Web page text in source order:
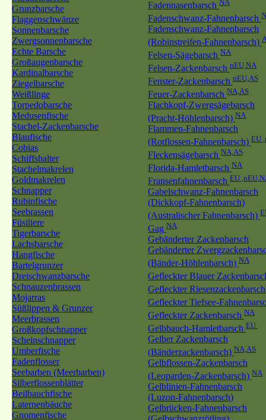
Grunzbarsche
Flaggenschwänze
Sonnenbarsche
Zwergsonnenbarsche
Echte Barsche
Großaugenbarsche
Kardinalbarsche
Ziegelbarsche
Weißlinge
Torpedobarsche
Medusenfische
Stachel-Zackenbarsche
Blaufische
Cobias
Schiffshalter
Stachelmakrelen
Goldmakrelen
Schnapper
Rubinfische
Seebrassen
Füsiliere
Tigerbarsche
Lachsbarsche
Hangfische
Bartelgrunzer
Dreischwanzbarsche
Schnauzenbrassen
Mojarras
Süßlippen & Grunzer
Meerbrassen
Großkopfschnapper
Scheinschnapper
Umberfische
Fadenflosser
Seebarben (Meerbarben)
Silberflossenblätter
Beilbauchfische
Laternenbäuche
Gnomenfische
Fadennasenbarsch NA
Fadenschwanz-Fahnenbarsch
Fadenschwanz-Fahnenbarsch
(Robinstreifen-Fahnenbarsch)
Felsen-Sägebarsch NA
Felsen-Zackenbarsch nEU,NA
Fenster-Zackenbarsch nEU,AS
Feuer-Zackenbarsch NA,AS
Flachkopf-Zwergsägebarsch
(Pracht-Höhlenbarsch) NA
Flammen-Fahnenbarsch
(Rotflossen-Fahnenbarsch) EU
Fleckensägebarsch NA,AS
Florida-Hamletbarsch NA
Fransenfahnenbarsch EU
Gabelschwanz-Fahnenbarsch
(Dickkopf-Fahnenbarsch)
(Australischer Fahnenbarsch)
Gag NA
Gebänderter Zackenbarsch
Gebänderter
(Bänder-Höhlenbarsch) NA
Gefleckter Blauer
Gefleckter
Gefleckter Tiefsee-
Gefleckter Zackenbarsch NA
Gelbbauch-Hamletbarsch EU
Gelber Zackenbarsch
(Bänderzackenbarsch) NA,AS
Gelbflossen-Zackenbarsch
(Leoparden-Zackenbarsch) NA
Gelblinien-Fahnenbarsch
(Luzon-Fahnenbarsch)
Gelbrücken-Fahnenbarsch